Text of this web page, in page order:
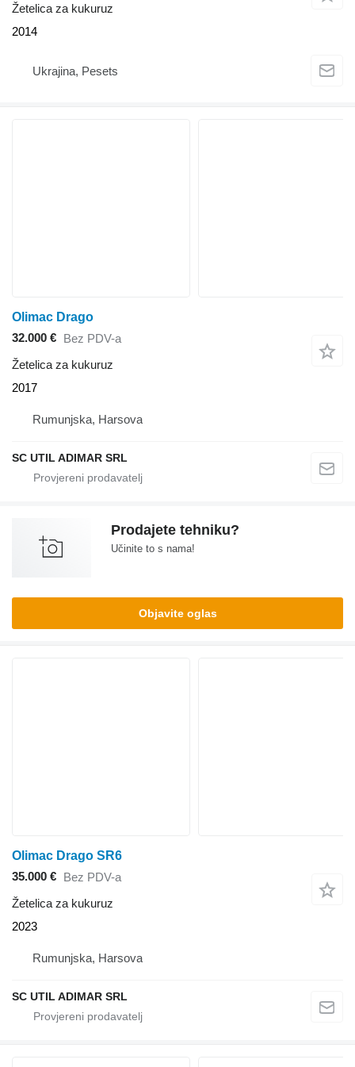
Žetelica za kukuruz
2014
Ukrajina, Pesets
Olimac Drago
32.000 € Bez PDV-a
Žetelica za kukuruz
2017
Rumunjska, Harsova
SC UTIL ADIMAR SRL
Prodajete tehniku?
Učinite to s nama!
Objavite oglas
Olimac Drago SR6
35.000 € Bez PDV-a
Žetelica za kukuruz
2023
Rumunjska, Harsova
SC UTIL ADIMAR SRL